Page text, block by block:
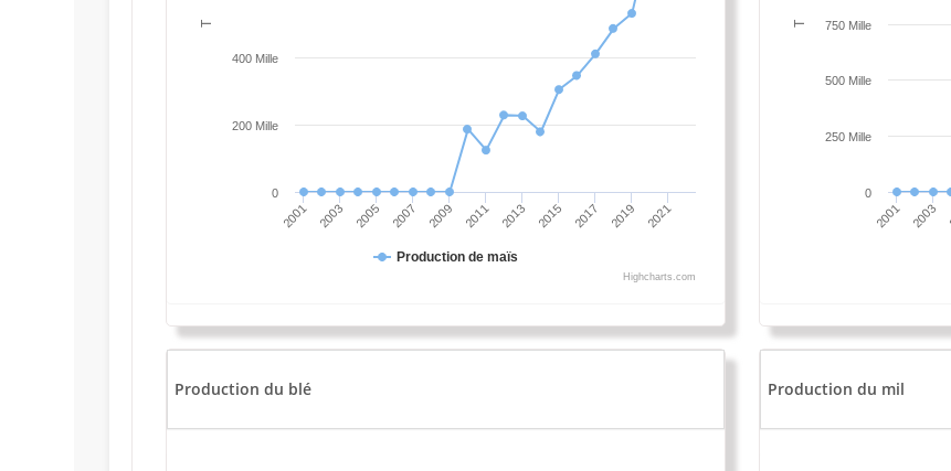
T
Production de maïs
2001 2003 2005 2007 2009 2011 2013 2015 2017 2019 2021
0
200 Mille
400 Mille
Highcharts.com
T
2001 2003
0
250 Mille
500 Mille
750 Mille
Production du blé Production du mil